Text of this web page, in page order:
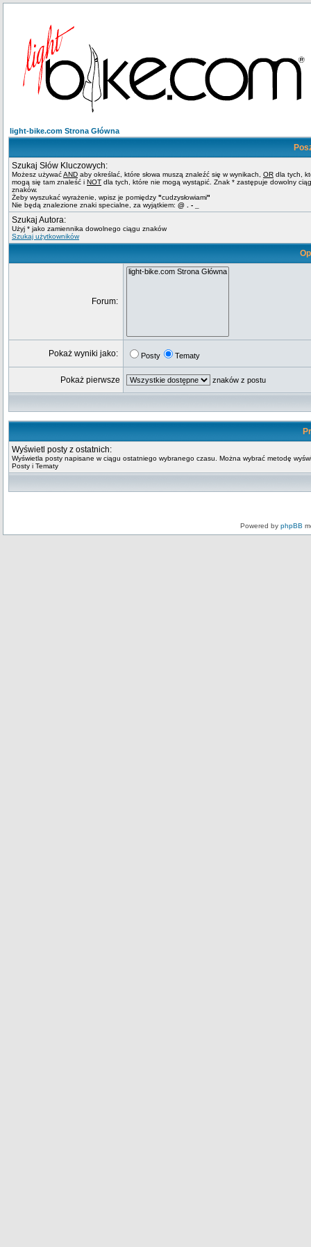
light-bike.com Strona Główna
Szukaj Słów Kluczowych:
Możesz używaćAND aby określać, które słowa muszą znaleźć się w wynikach, OR dla tych,
mogą się tam znaleść i NOT dla tych, które nie mogą wystąpić. Znak * zastępuje dowolny ciąg
znaków.
Żeby wyszukać wyrażenie, wpisz je pomiędzy "cudzysłowiami"
Nie będą znalezione znaki specialne, za wyjątkiem: @ . - _
Szukaj Autora:
Użyj * jako zamiennika dowolnego ciągu znaków
Szukaj użytkowników
Forum:
Pokaż wyniki jako: Posty Tematy
Pokaż pierwsze znaków z postu
Wyświetl posty z ostatnich:
Wyświetla posty napisane w ciągu ostatniego wybranego czasu. Można wybrać metodę
Posty i Tematy
Powered by phpBB